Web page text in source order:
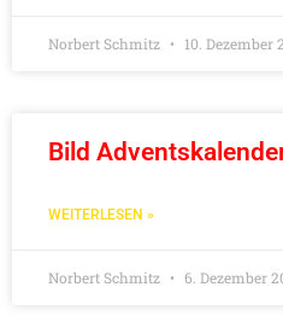
Norbert Schmitz 10. Dezember
Bild
WEITERLESEN »
Norbert Schmitz 6. Dezember